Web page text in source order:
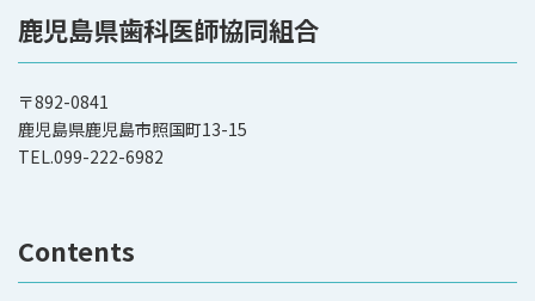
鹿児島県歯科医師協同組合
〒892-0841
鹿児島県鹿児島市照国町13-15
TEL.099-222-6982
Contents